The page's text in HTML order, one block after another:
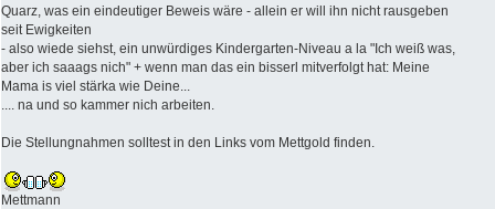
Quarz, was ein eindeutiger Beweis wäre - allein er will ihn nicht rausgeben
seit Ewigkeiten
- also wiede siehst, ein unwürdiges Kindergarten-Niveau a la "Ich weiß was,
aber ich saaags nich" + wenn man das ein bisserl mitverfolgt hat: Meine
Mama is viel stärka wie Deine...
.... na und so kammer nich arbeiten.
Die Stellungnahmen solltest in den Links vom Mettgold finden.
Mettmann